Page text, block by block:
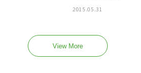
2015.05.31
View More